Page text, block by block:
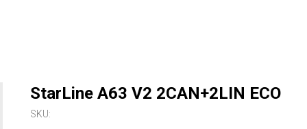
StarLine A63 V2 2CAN+2LIN ECO
SKU: